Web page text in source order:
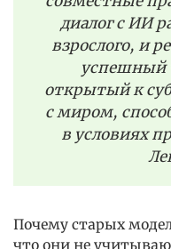
диалог с ИИ
взрослого, и
успешный
открытый к
с миром,
в условиях
Почему старых
что они не